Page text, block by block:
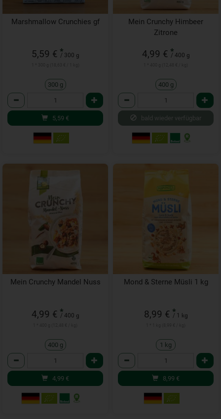
Marshmallow Crunchies gf
5,59 € *
/ 300 g
300 g
Anzahl
5,59 €
Mein Crunchy Himbeer
Zitrone
4,99 € *
/ 400 g
400 g
Anzahl
bald wieder verfügbar
Mein Crunchy Mandel Nuss
4,99 € *
/ 400 g
400 g
Anzahl
4,99 €
Mond & Sterne Müsli 1 kg
8,99 € *
/ 1 kg
1 kg
Anzahl
8,99 €